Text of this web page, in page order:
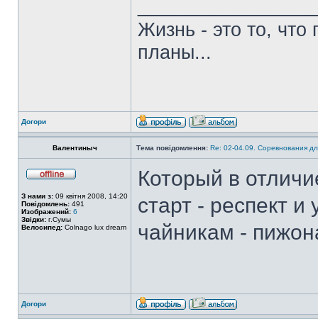
Жизнь - это то,
планы...
Догори
Валентиныч Тема повідомлення: Re: 02-04.09. Соревнования
З нами з: 09 квітня 2008, 14:20
Повідомлень: 491
Изображений: 6
Звідки: г.Сумы
Велосипед: Colnago lux dream
Который в
старт - респект и
чайникам -
Догори